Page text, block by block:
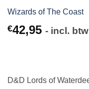
Wizards of The Coast
€42,95 - incl. btw
D&D Lords of